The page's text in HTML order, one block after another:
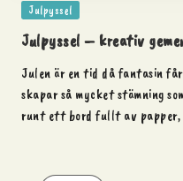
Posted
Julpyssel
Julpyssel – kreativ
Julen är en tid då fantasin får
skapar så mycket stämning
runt ett bord fullt av